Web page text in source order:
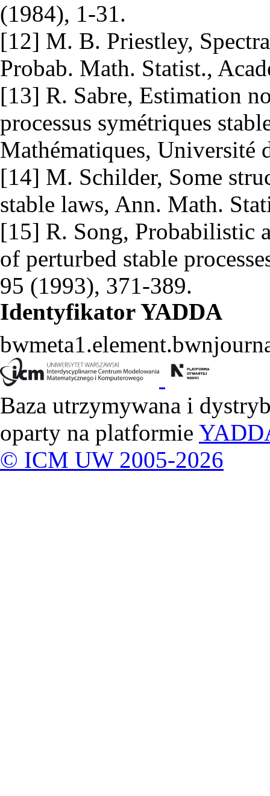
(1984), 1-31.
[12] M. B. Priestley,
Probab. Math. Statist.,
[13] R. Sabre, Estimation
processus symétriques
Mathématiques, Université
[14] M. Schilder, Some
stable laws, Ann. Math.
[15] R. Song, Probabilistic
of perturbed stable
95 (1993), 371-389.
Identyfikator YADDA
Baza utrzymywana i
oparty na platformie
© ICM UW 2005-2026